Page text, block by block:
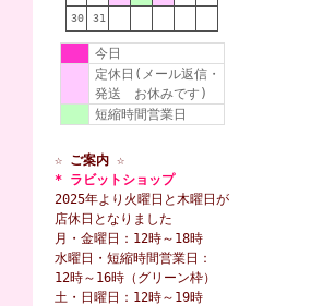
30 31
今日
定休日(メール返信・
発送 お休みです)
短縮時間営業日
☆ ご案内 ☆
* ラビットショップ
2025年より火曜日と木曜日が
店休日となりました
月・金曜日：12時～18時
水曜日・短縮時間営業日：
12時～16時（グリーン枠）
土・日曜日：12時～19時